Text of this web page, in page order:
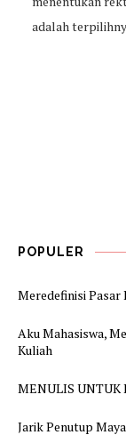
adalah
POPULER
Meredefinisi Pasar
Aku Mahasiswa,
Kuliah
MENULIS UNTUK
Jarik Penutup